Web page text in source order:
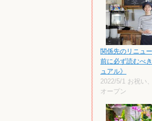
関係先のリニュ
前に必ず読むべ
ュアル》
2022/5/1 お祝い
オープン